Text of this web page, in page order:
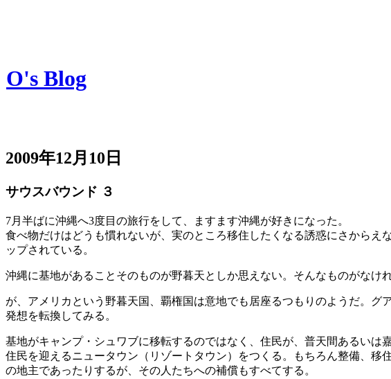
O's Blog
2009年12月10日
サウスバウンド ３
7月半ばに沖縄へ3度目の旅行をして、ますます沖縄が好きになった。
食べ物だけはどうも慣れないが、実のところ移住したくなる誘惑にさから
ップされている。
沖縄に基地があることそのものが野暮天としか思えない。そんなものがなけ
が、アメリカという野暮天国、覇権国は意地でも居座るつもりのようだ。
発想を転換してみる。
基地がキャンプ・シュワブに移転するのではなく、住民が、普天間あるいは
住民を迎えるニュータウン（リゾートタウン）をつくる。もちろん整備、
の地主であったりするが、その人たちへの補償もすべてする。